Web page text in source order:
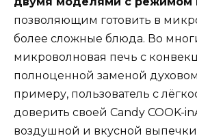
позволяющим готовить в
более сложные блюда. Во
микроволновая печь с
полноценной заменой
примеру, пользователь c
доверить своей Candy COOK-
воздушной и вкусной